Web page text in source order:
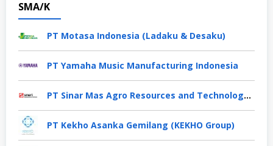
SMA/K
PT Motasa Indonesia (Ladaku & Desaku)
PT Yamaha Music Manufacturing Indonesia
PT Sinar Mas Agro Resources and Technology Tbk
PT Kekho Asanka Gemilang (KEKHO Group)